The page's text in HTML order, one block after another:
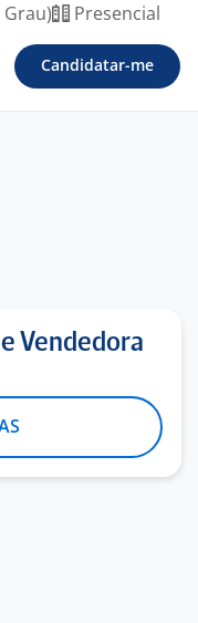
Grau) Presencial
Candidatar-me
Vendedora